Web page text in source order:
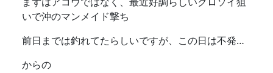
いで沖のマンメイド撃ち
前日までは釣れてたらしいですが、この日は不発…
からの